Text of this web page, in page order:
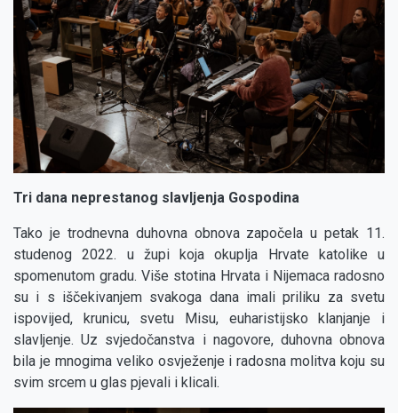
Tri dana neprestanog slavljenja Gospodina
Tako je trodnevna duhovna obnova započela u petak 11.
studenog 2022. u župi koja okuplja Hrvate katolike u
spomenutom gradu. Više stotina Hrvata i Nijemaca radosno
su i s iščekivanjem svakoga dana imali priliku za svetu
ispovijed, krunicu, svetu Misu, euharistijsko klanjanje i
slavljenje. Uz svjedočanstva i nagovore, duhovna obnova
bila je mnogima veliko osvježenje i radosna molitva koju su
svim srcem u glas pjevali i klicali.